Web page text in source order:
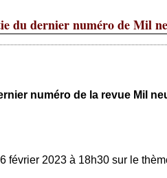
du dernier numéro de Mil
numéro de la revue Mil
février 2023 à 18h30 sur le